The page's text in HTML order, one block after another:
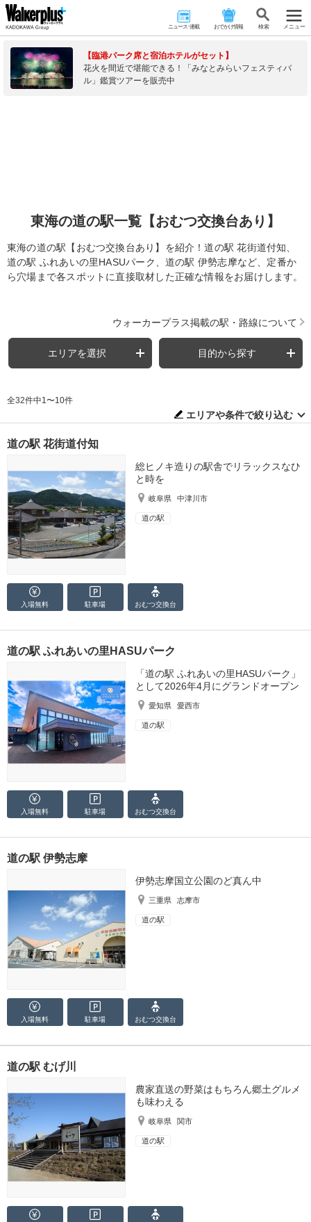
ニュース･連載 おでかけ情報 検 索 メニュー
【臨港パーク席と宿泊ホテルがセット】
花火を間近で堪能できる！「みなとみらいフェスティバ
ル」鑑賞ツアーを販売中
東海の道の駅一覧【おむつ交換台あり】
東海の道の駅【おむつ交換台あり】を紹介！道の駅 花街道付知、
道の駅 ふれあいの里HASUパーク、道の駅 伊勢志摩など、定番か
ら穴場まで各スポットに直接取材した正確な情報をお届けします。
ウォーカープラス掲載の駅・路線について
エリアを選択 目的から探す
全32件中1〜10件
エリアや条件で絞り込む
道の駅 花街道付知
総ヒノキ造りの駅舎でリラックスなひ
と時を
岐阜県 中津川市
道の駅
入場無料 駐車場 おむつ交換台
道の駅 ふれあいの里HASUパーク
「道の駅 ふれあいの里HASUパーク」
として2026年4月にグランドオープン
愛知県 愛西市
道の駅
入場無料 駐車場 おむつ交換台
道の駅 伊勢志摩
伊勢志摩国立公園のど真ん中
三重県 志摩市
道の駅
入場無料 駐車場 おむつ交換台
道の駅 むげ川
農家直送の野菜はもちろん郷土グルメ
も味わえる
岐阜県 関市
道の駅